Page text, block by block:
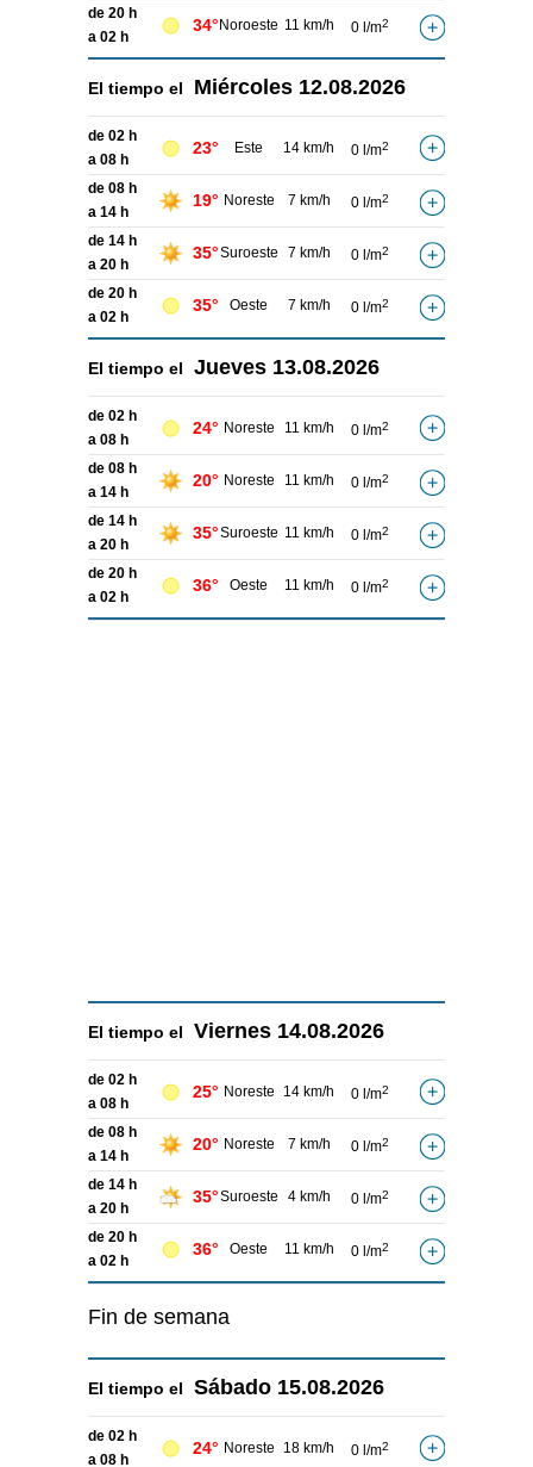
de 20 h
a 02 h
34° Noroeste 11 km/h 0 l/m2
El tiempo el Miércoles 12.08.2026
de 02 h
a 08 h
23° Este 14 km/h 0 l/m2
de 08 h
a 14 h
19° Noreste 7 km/h 0 l/m2
de 14 h
a 20 h
35°Suroeste 7 km/h 0 l/m2
de 20 h
a 02 h
35° Oeste 7 km/h 0 l/m2
El tiempo el Jueves 13.08.2026
de 02 h
a 08 h
24° Noreste 11 km/h 0 l/m2
de 08 h
a 14 h
20° Noreste 11 km/h 0 l/m2
de 14 h
a 20 h
35°Suroeste 11 km/h 0 l/m2
de 20 h
a 02 h
36° Oeste 11 km/h 0 l/m2
El tiempo el Viernes 14.08.2026
de 02 h
a 08 h
25° Noreste 14 km/h 0 l/m2
de 08 h
a 14 h
20° Noreste 7 km/h 0 l/m2
de 14 h
a 20 h
35°Suroeste 4 km/h 0 l/m2
de 20 h
a 02 h
36° Oeste 11 km/h 0 l/m2
Fin de semana
El tiempo el Sábado 15.08.2026
de 02 h
a 08 h
24° Noreste 18 km/h 0 l/m2